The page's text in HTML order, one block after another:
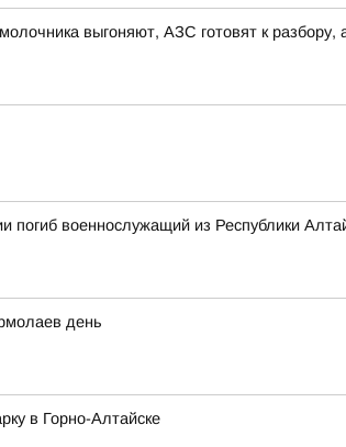
выгоняют, АЗС готовят к разбору,
погиб военнослужащий из Республики
дeнь
в Горно-Алтайске